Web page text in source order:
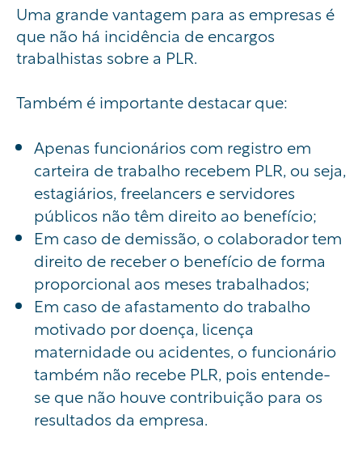
Uma grande vantagem para as empresas é
que não há incidência de encargos
trabalhistas sobre a PLR.
Também é importante destacar que:
Apenas funcionários com registro em
carteira de trabalho recebem PLR, ou seja,
estagiários, freelancers e servidores
públicos não têm direito ao benefício;
Em caso de demissão, o colaborador tem
direito de receber o benefício de forma
proporcional aos meses trabalhados;
Em caso de afastamento do trabalho
motivado por doença, licença
maternidade ou acidentes, o funcionário
também não recebe PLR, pois entende-
se que não houve contribuição para os
resultados da empresa.